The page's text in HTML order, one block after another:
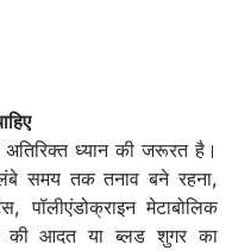
ध्यान की जरूरत है।
समय तक तनाव बने रहना,
पॉलीएंडोक्राइन मेटाबोलिक
की आदत या ब्लड शुगर का